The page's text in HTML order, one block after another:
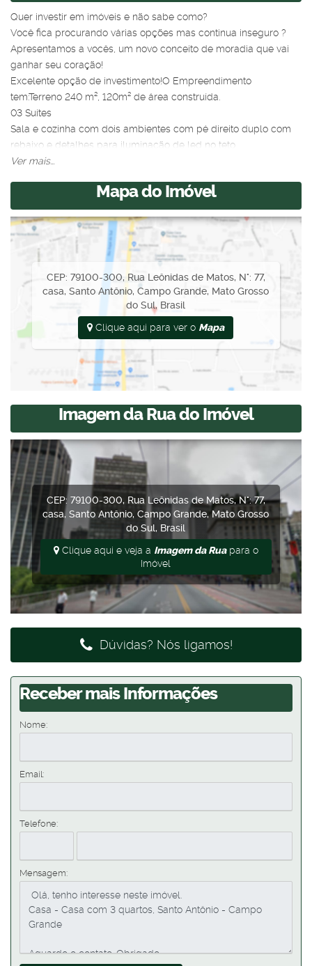
Quer investir em imóveis e não sabe como?
Você fica procurando várias opções mas continua inseguro ?
Apresentamos a vocês, um novo conceito de moradia que vai
ganhar seu coração!
Excelente opção de investimento!O Empreendimento
tem:Terreno 240 m², 120m² de área construída.
03 Suítes
Sala e cozinha com dois ambientes com pé direito duplo com
rebaixo e detalhes para iluminação de led no teto.
Cozinha
Corredor lateral 3 Vagas de garagem sendo 1 coberta
Garanta já o seu imóvel! Entre em contato e tire suas dúvidas.
Ver mais...
Mapa do Imóvel
CEP: 79100-300, Rua Leônidas de Matos, N°: 77,
casa,Santo Antônio,Campo Grande, Mato Grosso
do Sul, Brasil
Clique aqui para ver o Mapa
Imagem da Rua do Imóvel
CEP: 79100-300, Rua Leônidas de Matos,N°:77,
casa,Santo Antônio,Campo Grande,Mato Grosso
do Sul, Brasil
Clique aqui e veja a Imagem da Ruapara o
Imóvel
Dúvidas? Nós ligamos!
Receber mais Informações
Nome:
Email:
Telefone:
Mensagem: